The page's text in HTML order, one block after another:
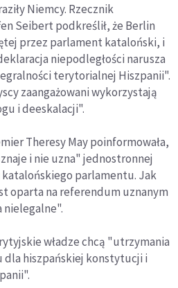
Niemcy. Rzecznik
Seibert podkreślił, że Berlin
przez parlament kataloński, i
niepodległości narusza
terytorialnej Hiszpanii".
zaangażowani wykorzystają
i deeskalacji".
Theresy May poinformowała,
i nie uzna" jednostronnej
parlamentu. Jak
oparta na referendum uznanym
nielegalne".
władze chcą "utrzymania
dla hiszpańskiej konstytucji i